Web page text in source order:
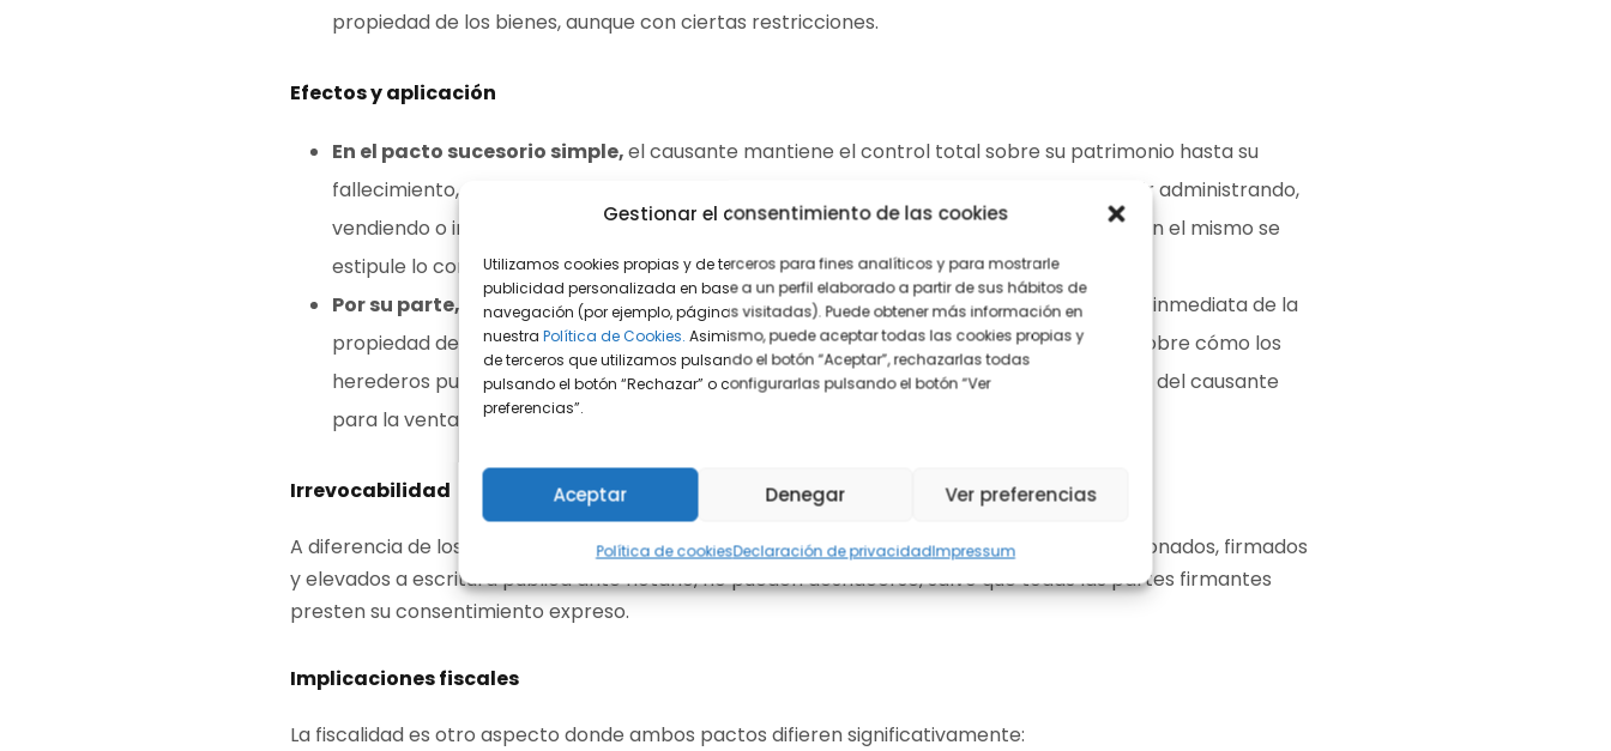
Gestionar el consentimiento de las cookies
Utilizamos cookies propias y de terceros para fines analíticos y para mostrarle
publicidad personalizada en base a un perfil elaborado a partir de sus hábitos de
navegación (por ejemplo, páginas visitadas). Puede obtener más información en
nuestra Política de Cookies. Asimismo, puede aceptar todas las cookies propias y
de terceros que utilizamos pulsando el botón “Aceptar”, rechazarlas todas
pulsando el botón “Rechazar” o configurarlas pulsando el botón “Ver
preferencias”.
Aceptar Denegar Ver preferencias
Política de cookiesDeclaración de privacidadImpressum
propiedad de los bienes, aunque con ciertas restricciones.
Efectos y aplicación
En el pacto sucesorio simple,el causante mantiene el control total sobre su patrimonio hasta su
fallecimiento, momento en el cual el pacto surte efecto. Esto significa que puede seguir administrando,
vendiendo o incluso modificando la distribución de sus bienes mientras viva. Salvo que en el mismo se
estipule lo contrario o se condicione de alguna manera.
Por su parte, el pacto sucesorio de atribución particularimplica una transferencia inmediata de la
propiedad del bien o bienes, aunque el causante puede estipular ciertas limitaciones, sobre cómo los
herederos pueden disponer de éstos. Por ejemplo, se puede requerir el consentimiento del causante
para la venta o gravamen de los bienes atribuidos.
Irrevocabilidad
A diferencia de los testamentos, los pactos sucesoriosson irrevocables. Una vez confeccionados, firmados
y elevados a escritura pública ante notario, no pueden deshacerse, salvo que todas las partes firmantes
presten su consentimiento expreso.
Implicaciones fiscales
La fiscalidad es otro aspecto donde ambos pactos difieren significativamente: